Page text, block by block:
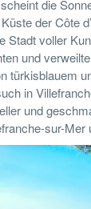
die
der Côte
Stadt voller
und
türkisblauem
in
und
sur-Mer